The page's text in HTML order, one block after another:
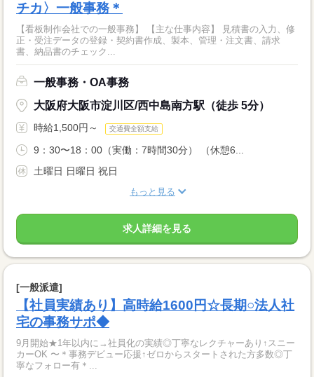
チカ〉一般事務＊
【看板制作会社での一般事務】 【主な仕事内容】 見積書の入力、修
正・受注データの登録・契約書作成、製本、管理・注文書、請求
書、納品書のチェック...
一般事務・OA事務
大阪府大阪市淀川区/西中島南方駅（徒歩 5分）
時給1,500円～ 交通費全額支給
9：30〜18：00（実働：7時間30分） （休憩6...
土曜日 日曜日 祝日
もっと見る
求人詳細を見る
[一般派遣]
【社員実績あり】高時給1600円☆長期○法人社
宅の事務サポ◆
9月開始★1年以内に→社員化の実績◎丁寧なレクチャーあり↑スニー
カーOK 〜＊事務デビュー応援↑ゼロからスタートされた方多数◎丁
寧なフォロー有＊...